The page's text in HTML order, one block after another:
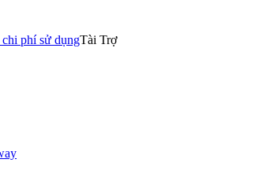
phí sử dụngTài Trợ